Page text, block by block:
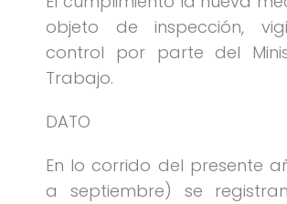
objeto de inspección,
control por parte del
Trabajo.
DATO
En lo corrido del presente
a septiembre) se